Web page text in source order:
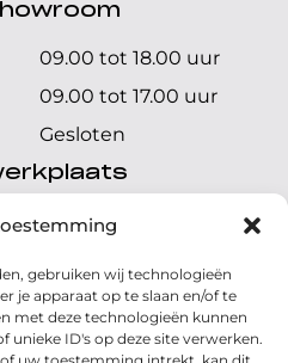
gebruiken wij technologieën
je apparaat op te slaan en/of te
met deze technologieën kunnen
unieke ID's op deze site verwerken.
09.00 tot 18.00 uur
09.00 tot 17.00 uur
Gesloten
08.00 tot 17.00 uur
Gesloten